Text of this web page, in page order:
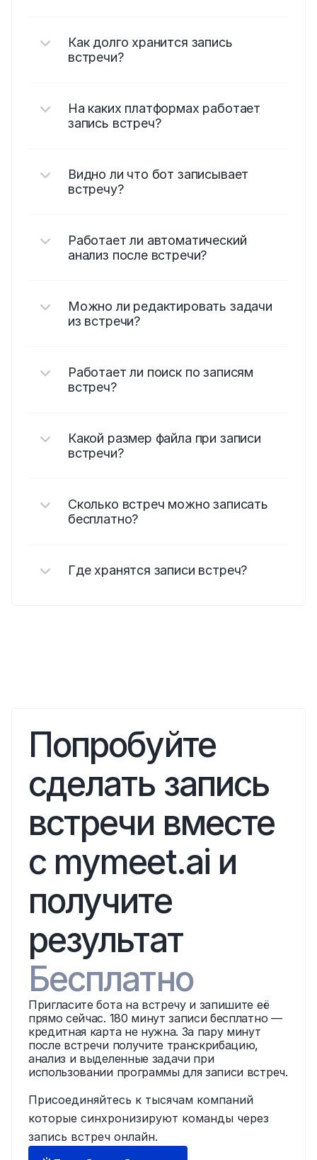
Как долго хранится запись
встречи?
На каких платформах работает
запись встреч?
Видно ли что бот записывает
встречу?
Работает ли автоматический
анализ после встречи?
Можно ли редактировать задачи
из встречи?
Работает ли поиск по записям
встреч?
Какой размер файла при записи
встречи?
Сколько встреч можно записать
бесплатно?
Где хранятся записи встреч?
Попробуйте
сделать запись
встречи вместе
с mymeet.ai и
получите
результат
Бесплатно
Пригласите бота на встречу и запишите её
прямо сейчас. 180 минут записи бесплатно —
кредитная карта не нужна. За пару минут
после встречи получите транскрибацию,
анализ и выделенные задачи при
использовании программы для записи встреч.
Присоединяйтесь к тысячам компаний
которые синхронизируют команды через
запись встреч онлайн.